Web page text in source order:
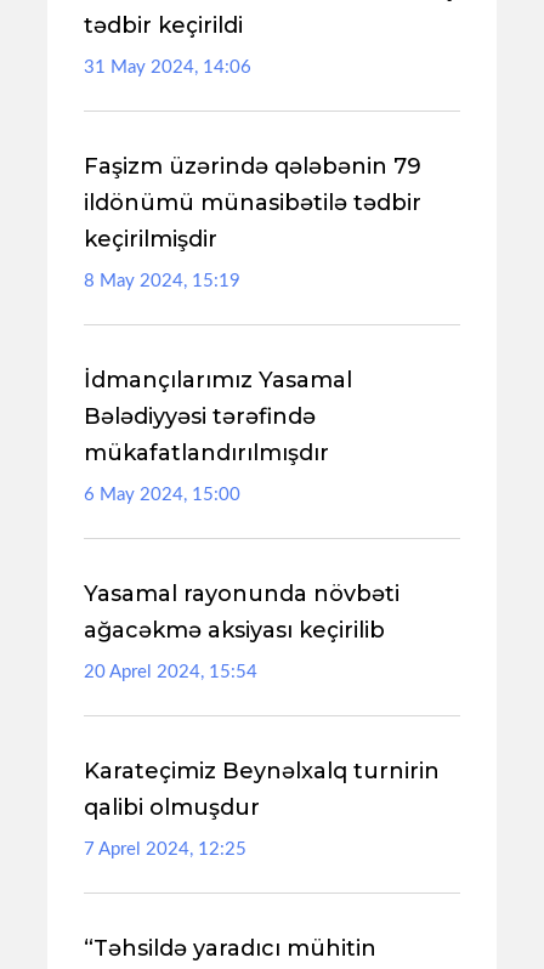
tədbir keçirildi
31 May 2024, 14:06
Faşizm üzərində qələbənin 79
ildönümü münasibətilə tədbir
keçirilmişdir
8 May 2024, 15:19
İdmançılarımız Yasamal
Bələdiyyəsi tərəfində
mükafatlandırılmışdır
6 May 2024, 15:00
Yasamal rayonunda növbəti
ağacəkmə aksiyası keçirilib
20 Aprel 2024, 15:54
Karateçimiz Beynəlxalq turnirin
qalibi olmuşdur
7 Aprel 2024, 12:25
“Təhsildə yaradıcı mühitin